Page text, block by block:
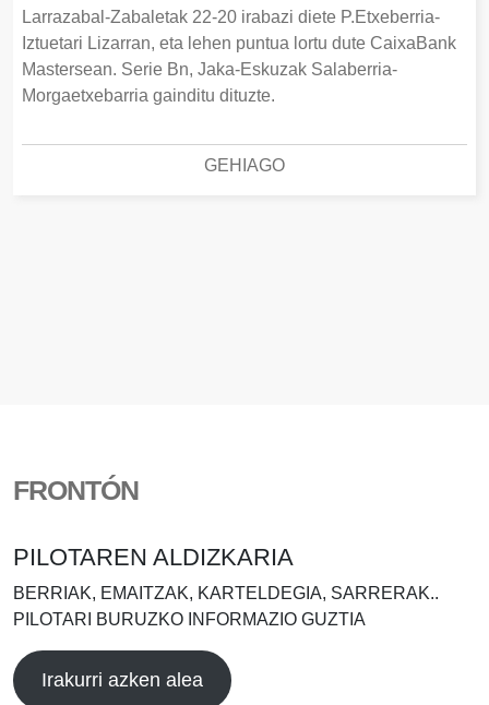
Larrazabal-Zabaletak 22-20 irabazi diete P.Etxeberria-
Iztuetari Lizarran, eta lehen puntua lortu dute CaixaBank
Mastersean. Serie Bn, Jaka-Eskuzak Salaberria-
Morgaetxebarria gainditu dituzte.
GEHIAGO
FRONTÓN
PILOTAREN ALDIZKARIA
BERRIAK, EMAITZAK, KARTELDEGIA, SARRERAK..
PILOTARI BURUZKO INFORMAZIO GUZTIA
Irakurri azken alea